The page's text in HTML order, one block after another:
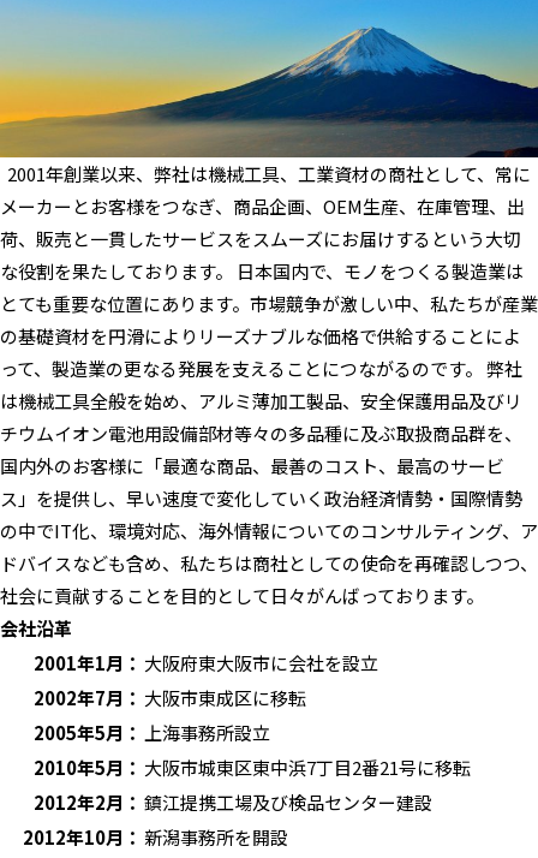
2001年創業以来、弊社は機械工具、工業資材の商社として、常に
メーカーとお客様をつなぎ、商品企画、OEM生産、在庫管理、出
荷、販売と一貫したサービスをスムーズにお届けするという大切
な役割を果たしております。 日本国内で、モノをつくる製造業は
とても重要な位置にあります。市場競争が激しい中、私たちが産業
の基礎資材を円滑によりリーズナブルな価格で供給することによ
って、製造業の更なる発展を支えることにつながるのです。 弊社
は機械工具全般を始め、アルミ薄加工製品、安全保護用品及びリ
チウムイオン電池用設備部材等々の多品種に及ぶ取扱商品群を、
国内外のお客様に「最適な商品、最善のコスト、最高のサービ
ス」を提供し、早い速度で変化していく政治経済情勢・国際情勢
の中でIT化、環境対応、海外情報についてのコンサルティング、ア
ドバイスなども含め、私たちは商社としての使命を再確認しつつ、
社会に貢献することを目的として日々がんばっております。
会社沿革
2001年1月： 大阪府東大阪市に会社を設立
2002年7月： 大阪市東成区に移転
2005年5月：
上海事務所設立
2010年5月： 大阪市城東区東中浜7丁目2番21号に移転
2012年2月： 鎮江提携工場及び検品センター建設
2012年10月： 新潟事務所を開設